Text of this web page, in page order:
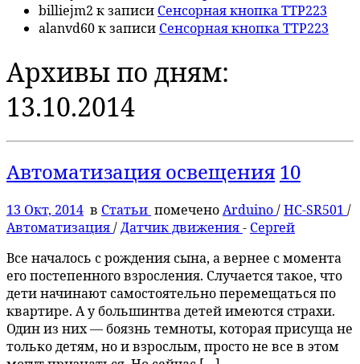
billiejm2 к записи Сенсорная кнопка TTP223
alanvd60к записи Сенсорная кнопка TTP223
Архивы по дням:
13.10.2014
Автоматизация освещения 10
13 Окт, 2014 в Статьи помеченоArduino/HC-SR501 /
Автоматизация/Датчик движения- Сергей
Все началось с рождения сына, а вернее с момента
его постепенного взросления. Случается такое, что
дети начинают самостоятельно перемещаться по
квартире. А у большинтва детей имеются страхи.
Один из них — боязнь темноты, которая присуща не
только детям, но и взрослым, просто не все в этом